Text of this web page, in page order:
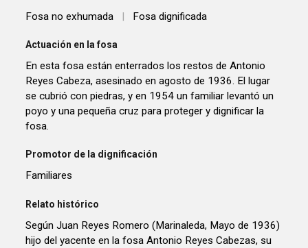
Fosa no exhumada | Fosa dignificada
Actuación en la fosa
En esta fosa están enterrados los restos de Antonio
Reyes Cabeza, asesinado en agosto de 1936. El lugar
se cubrió con piedras, y en 1954 un familiar levantó un
poyo y una pequeña cruz para proteger y dignificar la
fosa.
Promotor de la dignificación
Familiares
Relato histórico
Según Juan Reyes Romero (Marinaleda, Mayo de 1936)
hijo del yacente en la fosa Antonio Reyes Cabezas, su